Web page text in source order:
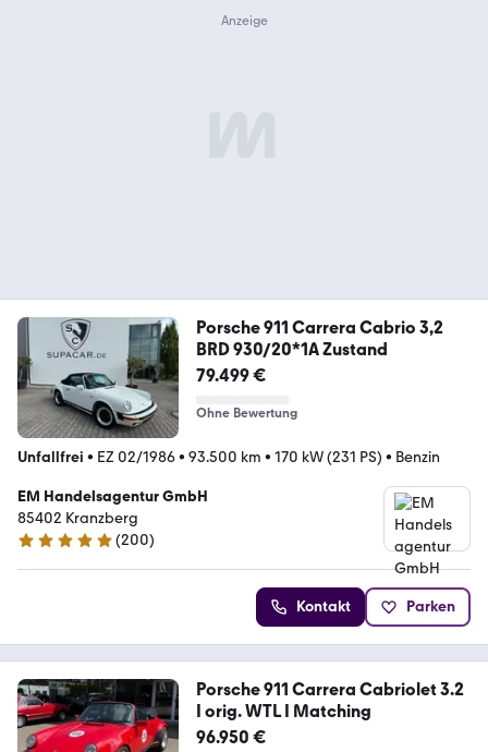
Porsche 911 Carrera Cabrio 3,2
BRD 930/20*1A Zustand
79.499 €
Ohne Bewertung
Unfallfrei • EZ 02/1986• 93.500 km • 170 kW (231 PS) • Benzin
EM Handelsagentur GmbH
85402 Kranzberg
4.9 Sterne
(200)
Kontakt Parken
Porsche 911 Carrera Cabriolet 3.2
I orig. WTL I Matching
96.950 €